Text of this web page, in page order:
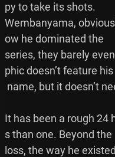
py to take its shots.
Wembanyama,
ow he dominated the
series, they barely
phic doesn’t feature his
It has been a rough 24
s than one. Beyond the
loss, the way he